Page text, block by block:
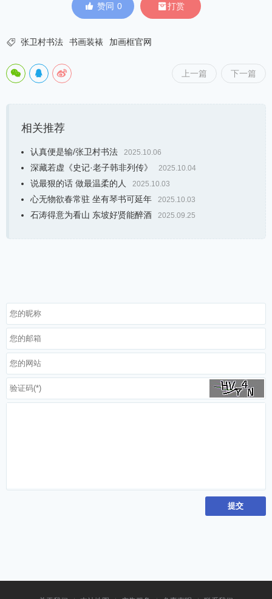
 赞同 0 打赏
 张卫村书法 书画装裱 加画框官网
上一篇 下一篇
相关推荐
认真便是输/张卫村书法 2025.10.06
深藏若虚《史记·老子韩非列传》 2025.10.04
说最狠的话 做最温柔的人 2025.10.03
心无物欲春常驻 坐有琴书可延年 2025.10.03
石涛得意为看山 东坡好贤能醉酒 2025.09.25